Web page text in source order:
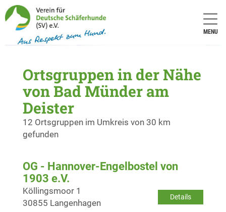
MENU
Ortsgruppen in der Nähe
von Bad Münder am
Deister
12 Ortsgruppen im Umkreis von 30 km
gefunden
OG - Hannover-Engelbostel von
1903 e.V.
Details
Köllingsmoor 1
30855 Langenhagen